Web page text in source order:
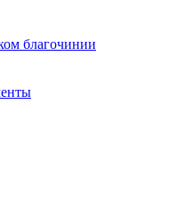
благочинии